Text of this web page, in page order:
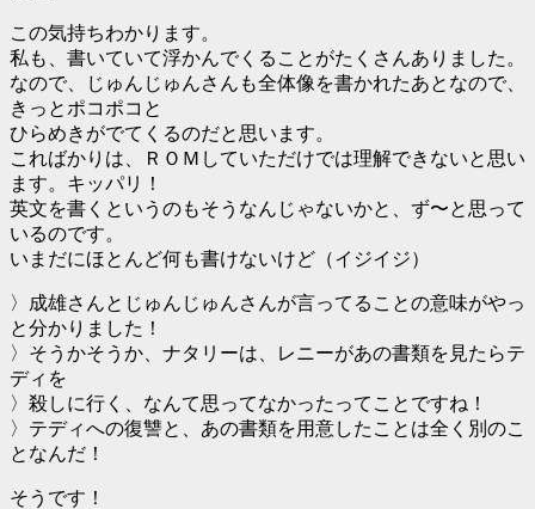
この気持ちわかります。
私も、書いていて浮かんでくることがたくさんありました。
なので、じゅんじゅんさんも全体像を書かれたあとなので、
きっとポコポコと
ひらめきがでてくるのだと思います。
こればかりは、ＲＯＭしていただけでは理解できないと思い
ます。キッパリ！
英文を書くというのもそうなんじゃないかと、ず〜と思って
いるのです。
いまだにほとんど何も書けないけど（イジイジ）
〉成雄さんとじゅんじゅんさんが言ってることの意味がやっ
と分かりました！
〉そうかそうか、ナタリーは、レニーがあの書類を見たらテ
ディを
〉殺しに行く、なんて思ってなかったってことですね！
〉テディへの復讐と、あの書類を用意したことは全く別のこ
となんだ！
そうです！